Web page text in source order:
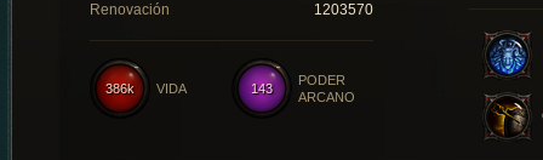
Renovación
1203570
143
PODER
ARCANO
386k VIDA